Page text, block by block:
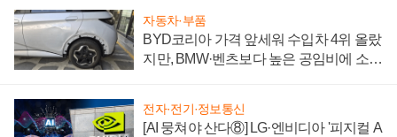
자동차·부품
BYD코리아 가격 앞세워 수입차 4위 올랐
지만, BMW·벤츠보다 높은 공임비에 소비
전자·전기·정보통신
[AI 뭉쳐야 산다⑧] LG·엔비디아 '피지컬 A